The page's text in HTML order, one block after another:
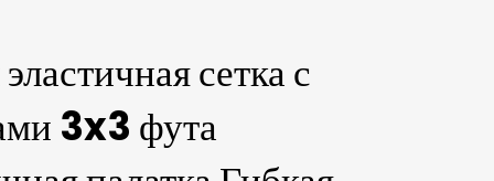
сетка с
3x3 фута